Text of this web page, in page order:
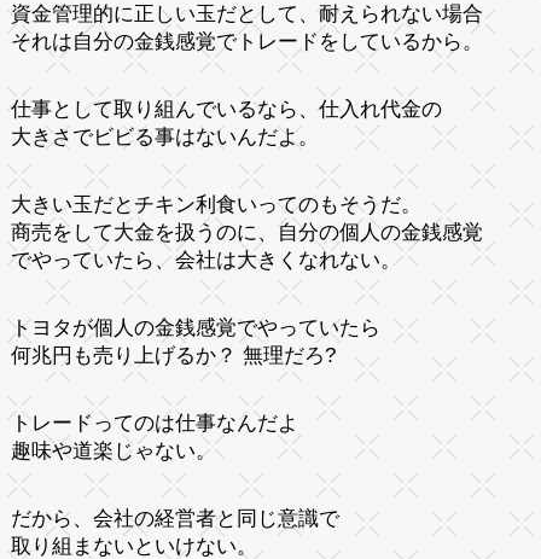
資金管理的に正しい玉だとして、耐えられない場合
それは自分の金銭感覚でトレードをしているから。
仕事として取り組んでいるなら、仕入れ代金の
大きさでビビる事はないんだよ。
大きい玉だとチキン利食いってのもそうだ。
商売をして大金を扱うのに、自分の個人の金銭感覚
でやっていたら、会社は大きくなれない。
トヨタが個人の金銭感覚でやっていたら
何兆円も売り上げるか？ 無理だろ?
トレードってのは仕事なんだよ
趣味や道楽じゃない。
だから、会社の経営者と同じ意識で
取り組まないといけない。